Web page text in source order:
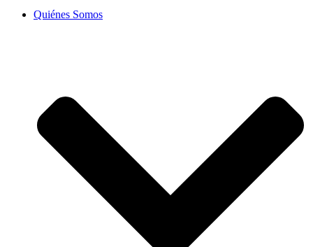
Quiénes Somos